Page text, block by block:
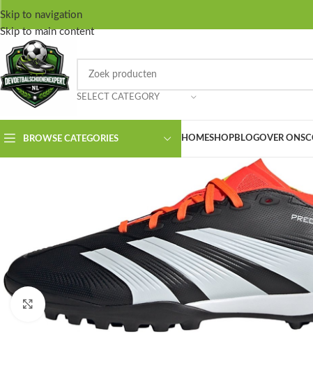
Skip to navigation
Skip to main content
SELECT CATEGORY
BROWSE CATEGORIES HOMESHOPBLOGOVER ONS
Click to enlarge